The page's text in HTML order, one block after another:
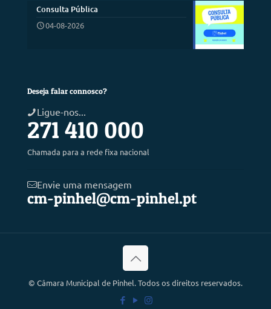
Consulta Pública
04-08-2026
Deseja falar connosco?
Ligue-nos...
271 410 000
Chamada para a rede fixa nacional
Envie uma mensagem
cm-pinhel@cm-pinhel.pt
© Câmara Municipal de Pinhel. Todos os direitos reservados.